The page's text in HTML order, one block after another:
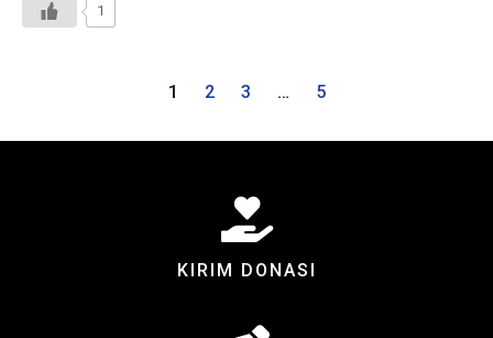
1
1 2 3 … 5
KIRIM DONASI